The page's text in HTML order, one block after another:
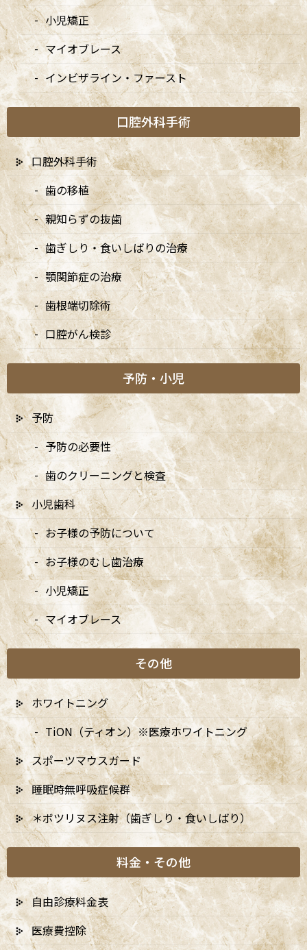
カテゴリー
お知らせ
大切なお知らせ
矯正診療日
新着情報
7/20は9:00〜15:00診療、8/10・8/11は休診です
2026/07/03
7月・8月の矯正診療日のお知らせ
2026/07/03
8月・9月の診療日変更のお知らせ
2026/04/13
5/3・4休診、5/5・6は9:00〜15:00診療、6/14は休
診です
2026/04/10
5月の矯正診療日のお知らせ
月別アーカイブ
2026年
2025年
小児矯正
マイオブレース
インビザライン・ファースト
口腔外科手術
口腔外科手術
歯の移植
親知らずの抜歯
歯ぎしり・食いしばりの治療
顎関節症の治療
歯根端切除術
口腔がん検診
予防・小児
予防
予防の必要性
歯のクリーニングと検査
小児歯科
お子様の予防について
お子様のむし歯治療
小児矯正
マイオブレース
その他
ホワイトニング
TiON（ティオン）※医療ホワイトニング
スポーツマウスガード
睡眠時無呼吸症候群
＊ボツリヌス注射（歯ぎしり・食いしばり）
料金・その他
自由診療料金表
医療費控除